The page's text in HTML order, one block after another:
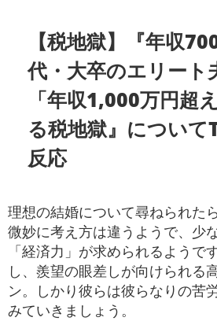
【税地獄】『年収
代・大卒のエリー
「年収1,000万円超
る税地獄』につい
反応
理想の結婚について尋ねられた
微妙に考え方は違うようで、少
「経済力」が求められるようで
し、羨望の眼差しが向けられる
ン。しかり彼らは彼らなりの苦
みていきましょう。